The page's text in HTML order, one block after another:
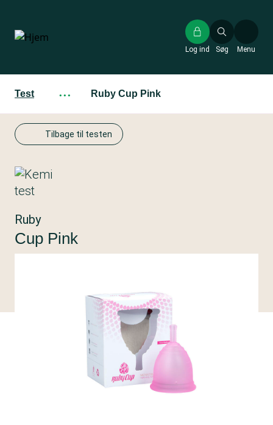
hovedindhold
Søg
Log ind Menu
Test ··· Ruby Cup Pink
Tilbage til testen
Ruby
Cup Pink